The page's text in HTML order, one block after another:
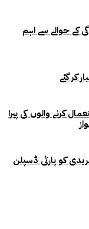
کے حوالے سے اہم
کر گئے
کرنے والوں کی پیرا
کو پارٹی ڈسپلن